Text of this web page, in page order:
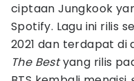
ciptaan Jungkook
Spotify. Lagu ini rilis
2021 dan terdapat di
The Bestyang rilis